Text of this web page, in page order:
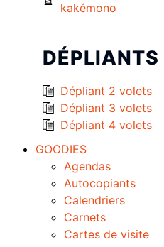
kakémono
DÉPLIANTS
Dépliant 2 volets
Dépliant 3 volets
Dépliant 4 volets
GOODIES
Agendas
Autocopiants
Calendriers
Carnets
Cartes de visite